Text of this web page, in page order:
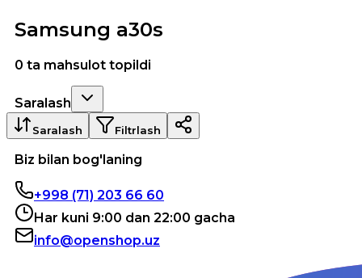
Samsung a30s
0 ta mahsulot topildi
Saralash
Saralash Filtrlash
Biz bilan bog'laning
+998 (71) 203 66 60
Har kuni 9:00 dan 22:00 gacha
info@openshop.uz